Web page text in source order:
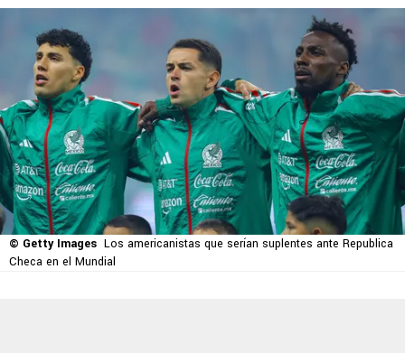
© Getty Images Los americanistas que serían suplentes ante Republica
Checa en el Mundial